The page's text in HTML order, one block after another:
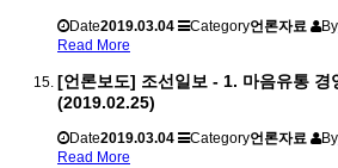
Date2019.03.04 Category언론자료 By
Read More
[언론보도] 조선일보 - 1. 마음유통 경
(2019.02.25)
Date2019.03.04 Category언론자료 By
Read More